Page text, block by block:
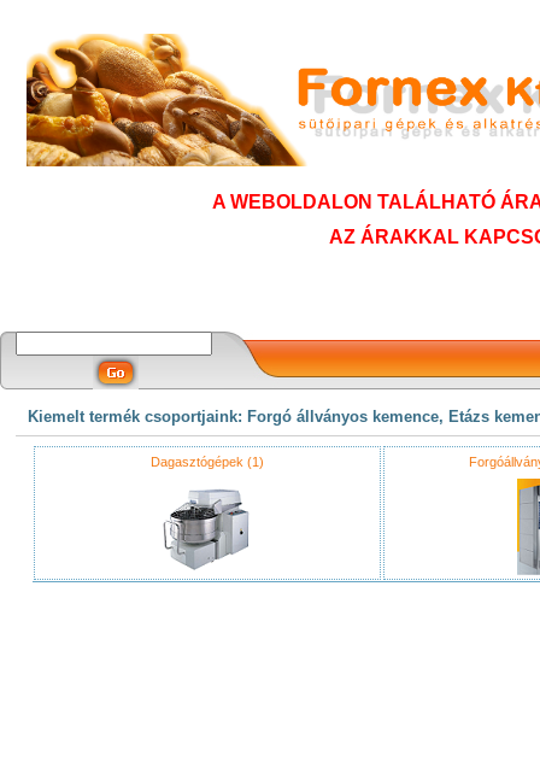
A WEBOLDALON TALÁLHATÓ
AZ ÁRAKKAL
Kiemelt termék csoportjaink: Forgó állványos kemence, Etázs
Dagasztógépek (1)